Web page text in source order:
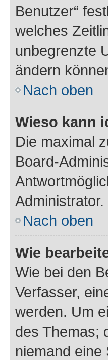
Benutzer“
welches
unbegrenzte
ändern
Nach oben
Wieso kann
Die maximal
Board-
Administrator.
Nach oben
Wie
Wie bei den
Verfasser,
werden. Um
des Themas;
niemand